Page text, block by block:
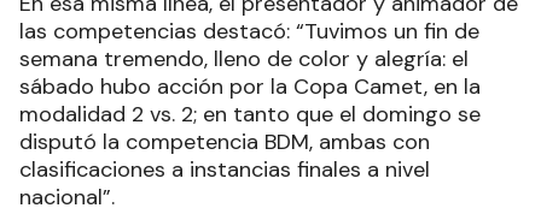
las competencias destacó: “Tuvimos un fin de
semana tremendo, lleno de color y alegría: el
sábado hubo acción por la Copa Camet, en la
modalidad 2 vs. 2; en tanto que el domingo se
disputó la competencia BDM, ambas con
clasificaciones a instancias finales a nivel
nacional”.